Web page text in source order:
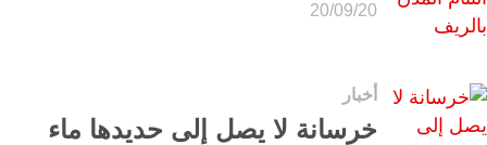
20/09/20
أخبار
خرسانة لا يصل إلى حديدها ماء